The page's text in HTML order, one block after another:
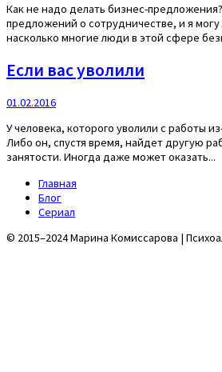
Как не надо делать бизнес-
предложений о сотрудничестве, и я
насколько многие люди в этой сфере
Если вас уволили
01.02.2016
У человека, которого уволили с работы
Либо он, спустя время, найдет другую
занятости. Иногда даже может оказать...
Главная
Блог
Сериал
© 2015–2024 Марина Комиссарова |